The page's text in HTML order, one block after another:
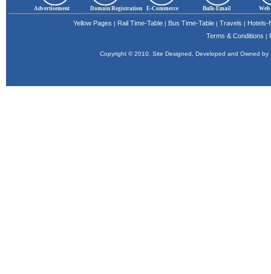
Advertisement Domain Registration E-Commerce Bulk-Email
Yellow Pages | Rail Time-Table | Bus Time-Table | Travels | Hotels-
Terms & Conditions |
Copyright © 2010. Site Designed, Developed and Owned